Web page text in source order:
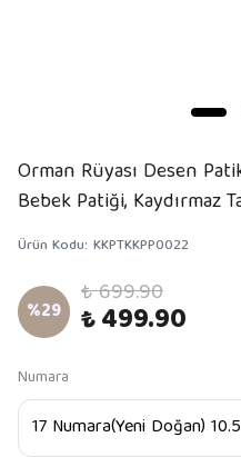
Orman Rüyası Desen
Bebek Patiği, Kaydırmaz
Ürün Kodu: KKPTKKPP0022
%29 ₺ 699.90
₺ 499.90
Numara